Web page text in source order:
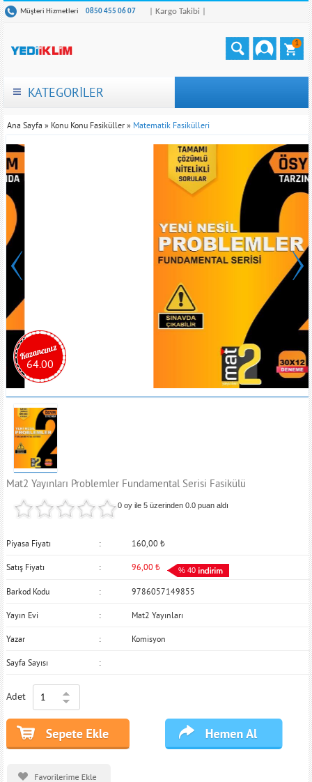
Müşteri Hizmetleri 0850 455 06 07 | Kargo Takibi |
1
KATEGORİLER
Ana Sayfa » Konu Konu Fasiküller » Matematik Fasikülleri
64.00
Mat2 Yayınları Problemler Fundamental Serisi Fasikülü
0 oy ile 5 üzerinden0.0 puan aldı
Piyasa Fiyatı 160,00 ₺
Satış Fiyatı 96,00 ₺ % 40
Barkod Kodu 9786057149855
Yayın Evi Mat2 Yayınları
Yazar Komisyon
Sayfa Sayısı
Adet